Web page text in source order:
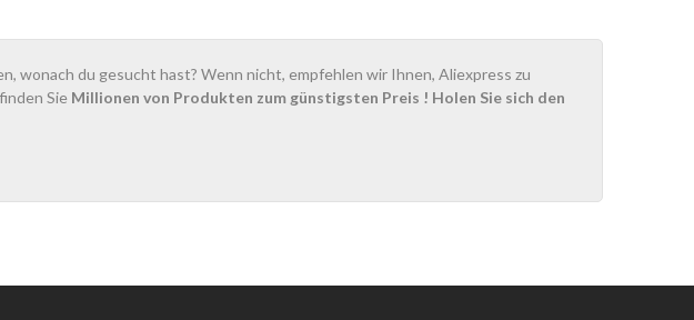
wonach du gesucht hast? Wenn nicht, empfehlen wir Ihnen, Aliexpress zu
Sie Millionen von Produkten zum günstigsten Preis ! Holen Sie sich den